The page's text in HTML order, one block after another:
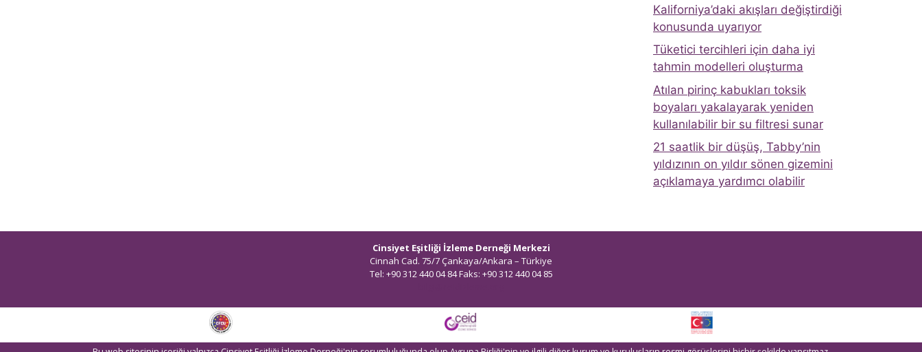
Kaliforniya’daki akışları değiştirdiği
konusunda uyarıyor
Tüketici tercihleri ​​için daha iyi
tahmin modelleri oluşturma
Atılan pirinç kabukları toksik
boyaları yakalayarak yeniden
kullanılabilir bir su filtresi sunar
21 saatlik bir düşüş, Tabby’nin
yıldızının on yıldır sönen gizemini
açıklamaya yardımcı olabilir
Cinsiyet Eşitliği İzleme Derneği Merkezi
Cinnah Cad. 75/7 Çankaya/Ankara – Türkiye
Tel: +90 312 440 04 84 Faks: +90 312 440 04 85